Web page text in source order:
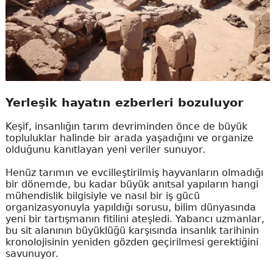
Yerleşik hayatın ezberleri bozuluyor
Keşif, insanlığın tarım devriminden önce de büyük
topluluklar halinde bir arada yaşadığını ve organize
olduğunu kanıtlayan yeni veriler sunuyor.
Henüz tarımın ve evcilleştirilmiş hayvanların olmadığı
bir dönemde, bu kadar büyük anıtsal yapıların hangi
mühendislik bilgisiyle ve nasıl bir iş gücü
organizasyonuyla yapıldığı sorusu, bilim dünyasında
yeni bir tartışmanın fitilini ateşledi. Yabancı uzmanlar,
bu sit alanının büyüklüğü karşısında insanlık tarihinin
kronolojisinin yeniden gözden geçirilmesi gerektiğini
savunuyor.